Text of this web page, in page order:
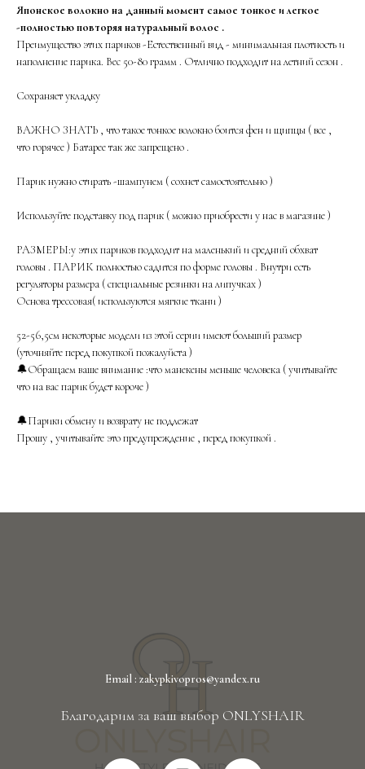
Японское волокно на данный момент самое тонкое и легкое
-полностью повторяя натуральный волос .
Преимущество этих париков -Естественный вид - минимальная плотность и
наполнение парика. Вес 50-80 грамм . Отлично подходит на летний сезон .
Сохраняет укладку
ВАЖНО ЗНАТЬ , что такое тонкое волокно боится фен и щипцы ( все ,
что горячее ) Батарее так же запрещено .
Парик нужно стирать -шампунем ( сохнет самостоятельно )
Используйте подставку под парик ( можно приобрести у нас в магазине )
РАЗМЕРЫ:у этих париков подходит на маленький и средний обхват
головы . ПАРИК полностью садится по форме головы . Внутри есть
регуляторы размера ( специальные резинки на липучках )
Основа трессовая( используются мягкие ткани )
52-56,5см некоторые модели из этой серии имеют больший размер
(уточняйте перед покупкой пожалуйста )
🔔Обращаем ваше внимание :что манекены меньше человека ( учитывайте
что на вас парик будет короче )
🔔Парики обмену и возврату не подлежат
Прошу , учитывайте это предупреждение , перед покупкой .
Email : zakypkivopros@yandex.ru
Благодарим за ваш выбор ONLYSHAIR